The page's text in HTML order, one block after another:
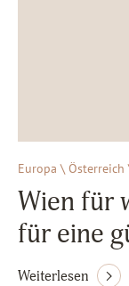
Europa \ Österreich
Wien für
für eine
Weiterlesen